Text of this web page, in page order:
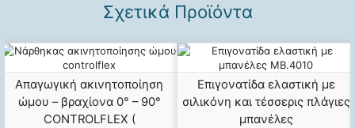
Σχετικά Προϊόντα
Απαγωγική ακινητοποίηση
ώμου – βραχίονα 0° – 90°
CONTROLFLEX (
Επιγονατίδα ελαστική με
σιλικόνη και τέσσερις πλάγιες
μπανέλες